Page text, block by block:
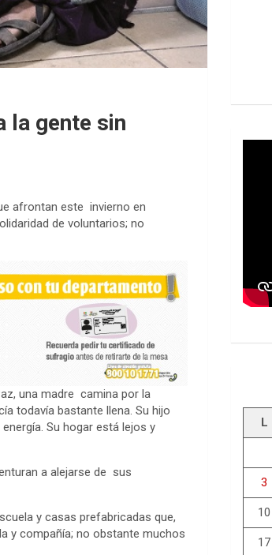
la gente sin
afrontan este invierno en
de voluntarios; no
una madre camina por la
todavía bastante llena. Su hijo
Su hogar está lejos y
a alejarse de sus
y casas prefabricadas que,
y compañía; no obstante muchos
L
3
10
17